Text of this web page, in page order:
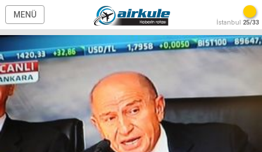
MENÜ
İstanbul 25/33